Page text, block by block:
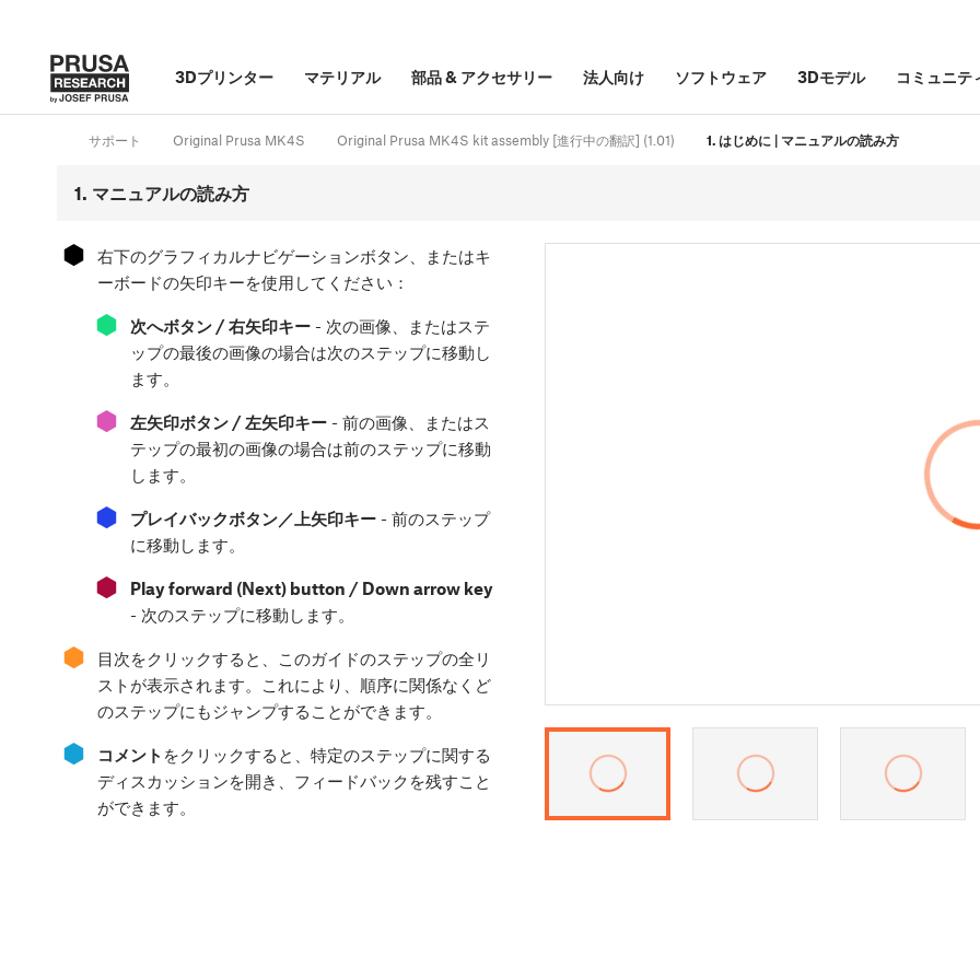
3Dプリンター マテリアル 部品& アクセサリー 法人向け ソフトウェア 3Dモデル コミュニテ
サポート Original Prusa MK4S Original Prusa MK4S kit assembly [進行中の翻訳] (1.01) 1. はじめに | マニュアルの読み方
1. マニュアルの読み方
⬢
右下のグラフィカルナビゲーションボタン、またはキ
ーボードの矢印キーを使用してください：
⬢ 次へボタン / 右矢印キー - 次の画像、またはステ
ップの最後の画像の場合は次のステップに移動し
ます。
⬢ 左矢印ボタン / 左矢印キー - 前の画像、またはス
テップの最初の画像の場合は前のステップに移動
します。
⬢ プレイバックボタン／上矢印キー - 前のステップ
に移動します。
⬢
Play forward (Next) button / Down arrow key
- 次のステップに移動します。
⬢
目次をクリックすると、このガイドのステップの全リ
ストが表示されます。これにより、順序に関係なくど
のステップにもジャンプすることができます。
⬢ コメント をクリックすると、特定のステップに関する
ディスカッションを開き、フィードバックを残すこと
ができます。